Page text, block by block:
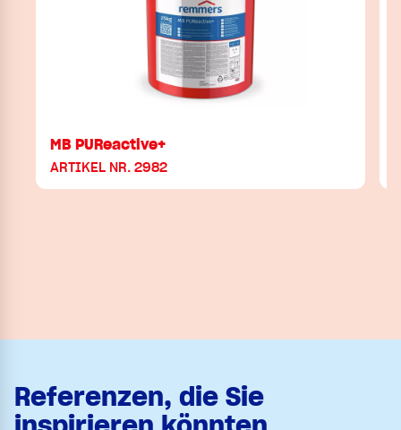
MB PUReactive+
ARTIKEL NR. 2982
Referenzen, die Sie